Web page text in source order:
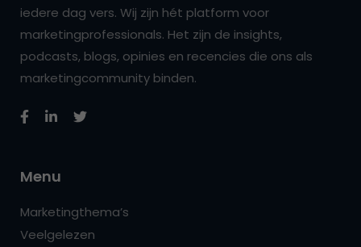
iedere dag vers. Wij zijn hét platform voor
marketingprofessionals. Het zijn de insights,
podcasts, blogs, opinies en recencies die ons als
marketingcommunity binden.
Menu
Marketingthema’s
Veelgelezen